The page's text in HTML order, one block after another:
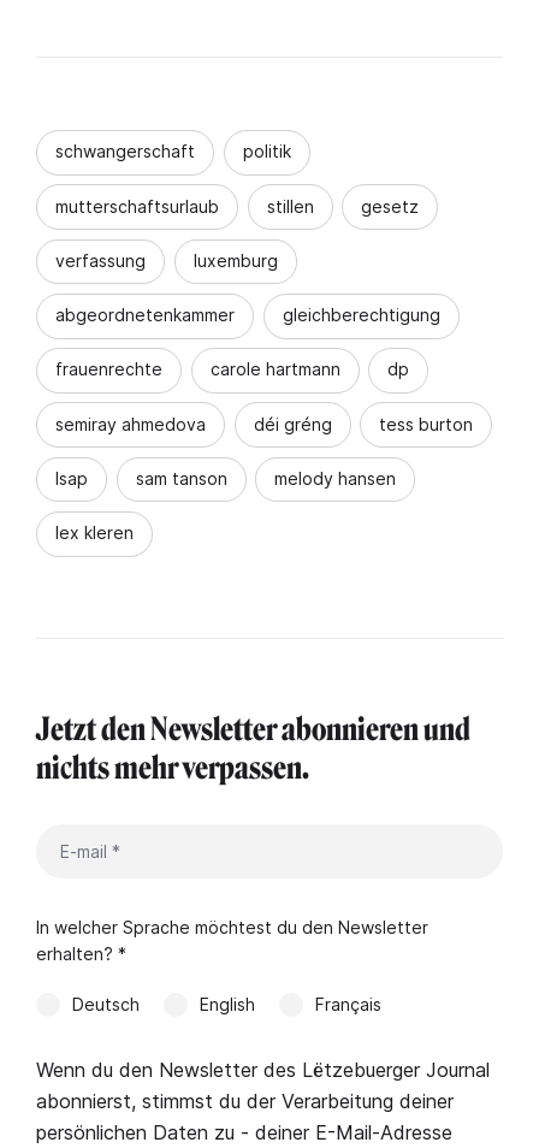
schwangerschaft politik
mutterschaftsurlaub stillen gesetz
verfassung luxemburg
abgeordnetenkammer gleichberechtigung
frauenrechte carole hartmann dp
semiray ahmedova déi gréng tess burton
lsap sam tanson melody hansen
lex kleren
Jetzt den Newsletter abonnieren und
nichts mehr verpassen.
In welcher Sprache möchtest du den Newsletter
erhalten? *
Deutsch English Français
Wenn du den Newsletter des Lëtzebuerger Journal
abonnierst, stimmst du der Verarbeitung deiner
persönlichen Daten zu - deiner E-Mail-Adresse